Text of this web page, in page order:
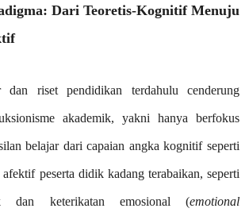
Dari Teoretis-Kognitif Menuju
dan riset pendidikan terdahulu cenderung
akademik, yakni hanya berfokus
belajar dari capaian angka kognitif seperti
peserta didik kadang terabaikan, seperti
dan keterikatan emosional (emotional